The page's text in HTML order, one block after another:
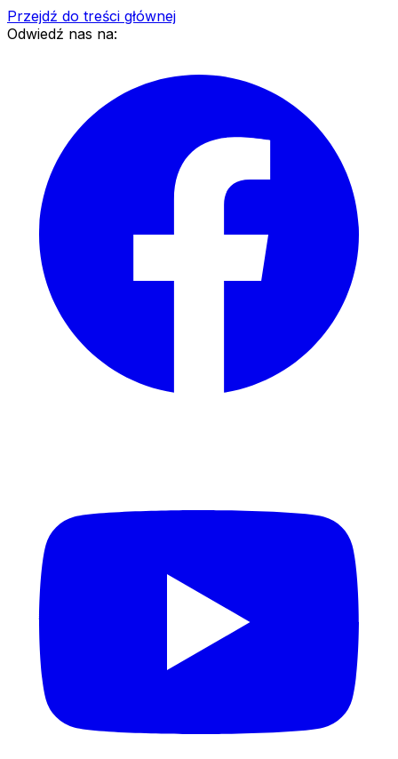
Przejdź do treści głównej
Odwiedź nas na: